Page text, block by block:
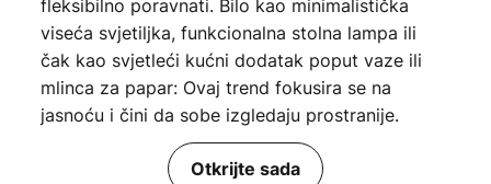
fleksibilno poravnati. Bilo kao minimalistička
viseća svjetiljka, funkcionalna stolna lampa ili
čak kao svjetleći kućni dodatak poput vaze ili
mlinca za papar: Ovaj trend fokusira se na
jasnoću i čini da sobe izgledaju prostranije.
Otkrijte sada